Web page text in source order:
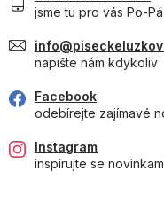
jsme tu pro vás Po-
napište nám kdykoliv
Facebook
odebírejte zajímavé
Instagram
inspirujte se